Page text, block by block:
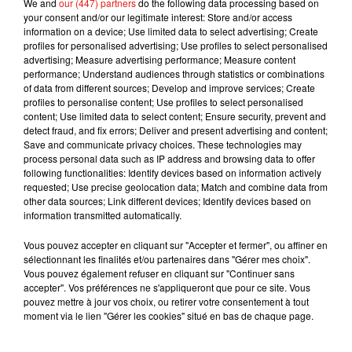
— Cédric O (@cedric_o)June 3, 2020
Musique
7 août 2026
Julien Lieb s’essaye à la vie de chatelain
dans son nouveau clip
7 août 2026
Madonna sort enfin le remix de « Love
Sensation » avec Kylie Minogue
We and our (447) partnersdo the following data processing based on
your consent and/or our legitimate interest: Store and/or access
information on a device; Use limited data to select advertising; Create
profiles for personalised advertising; Use profiles to select personalised
advertising; Measure advertising performance; Measure content
performance; Understand audiences through statistics or combinations
of data from different sources; Develop and improve services; Create
profiles to personalise content; Use profiles to select personalised
content; Use limited data to select content; Ensure security, prevent and
detect fraud, and fix errors; Deliver and present advertising and content;
Save and communicate privacy choices. These technologies may
process personal data such as IP address and browsing data to offer
following functionalities: Identify devices based on information actively
requested; Use precise geolocation data; Match and combine data from
other data sources; Link different devices; Identify devices based on
information transmitted automatically.
Vous pouvez accepter en cliquant sur "Accepter et fermer", ou affiner en
sélectionnant les finalités et/ou partenaires dans "Gérer mes choix".
Vous pouvez également refuser en cliquant sur "Continuer sans
accepter". Vos préférences ne s'appliqueront que pour ce site. Vous
pouvez mettre à jour vos choix, ou retirer votre consentement à tout
moment via le lien "Gérer les cookies" situé en bas de chaque page.